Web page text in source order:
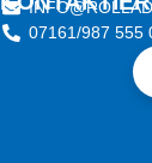
07161/987 555